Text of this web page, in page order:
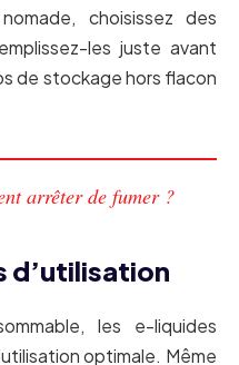
choisissez des
les juste avant
de stockage hors flacon
arrêter de fumer ?
d’utilisation
les e-liquides
optimale. Même